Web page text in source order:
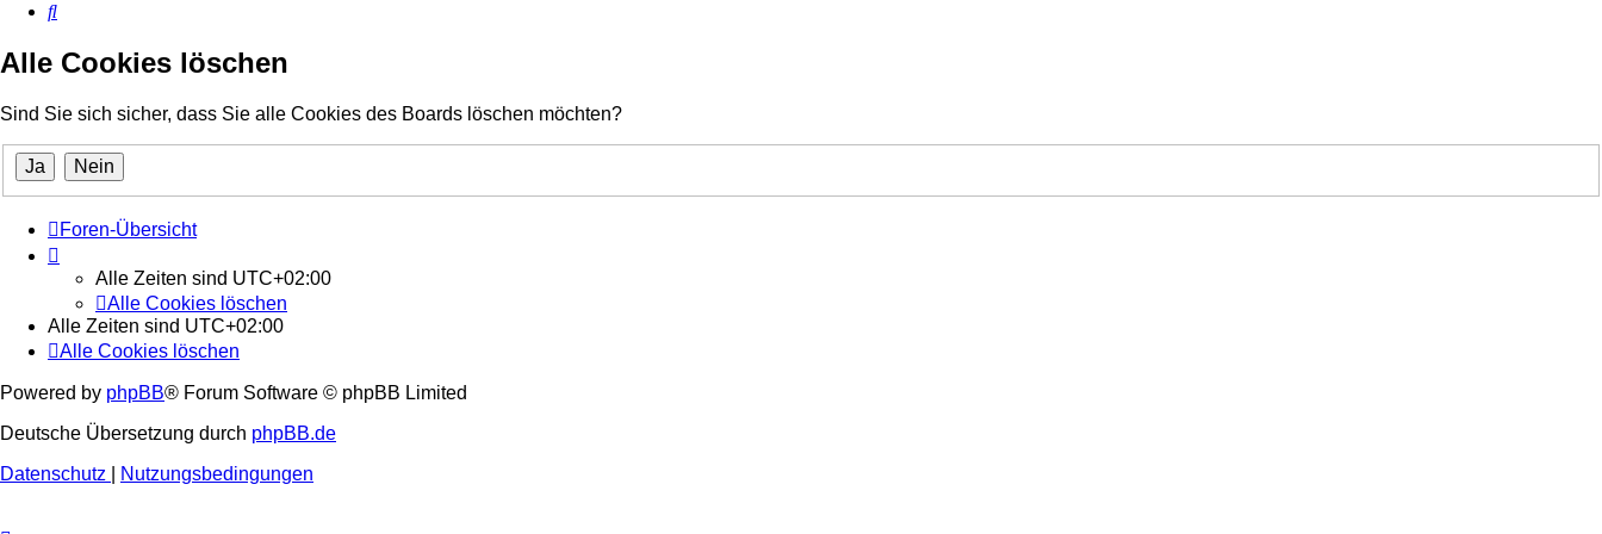
Suche
Alle Cookies löschen
Sind Sie sich sicher, dass Sie alle Cookies des Boards löschen möchten?
Foren-Übersicht
Alle Zeiten sind UTC+02:00
Alle Cookies löschen
Alle Zeiten sind UTC+02:00
Alle Cookies löschen
Powered by phpBB® Forum Software © phpBB Limited
Deutsche Übersetzung durch phpBB.de
Datenschutz
Nutzungsbedingungen